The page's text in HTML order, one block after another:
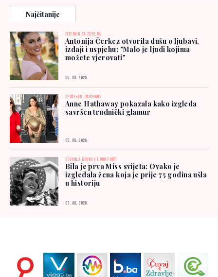
Najčitanije
INTERVJU ZA ŽENE.BA
Antonija Čerkez otvorila dušu o ljubavi,
izdaji i uspjehu: "Malo je ljudi kojima
možete vjerovati"
05. 08. 2026.
OPUŠTENO I MODERNO
Anne Hathaway pokazala kako izgleda
savršen trudnički glamur
05. 08. 2026.
OSVOJILA KRUNU I 1.000 FUNTI
Bila je prva Miss svijeta: Ovako je
izgledala žena koja je prije 75 godina ušla
u historiju
07. 08. 2026.